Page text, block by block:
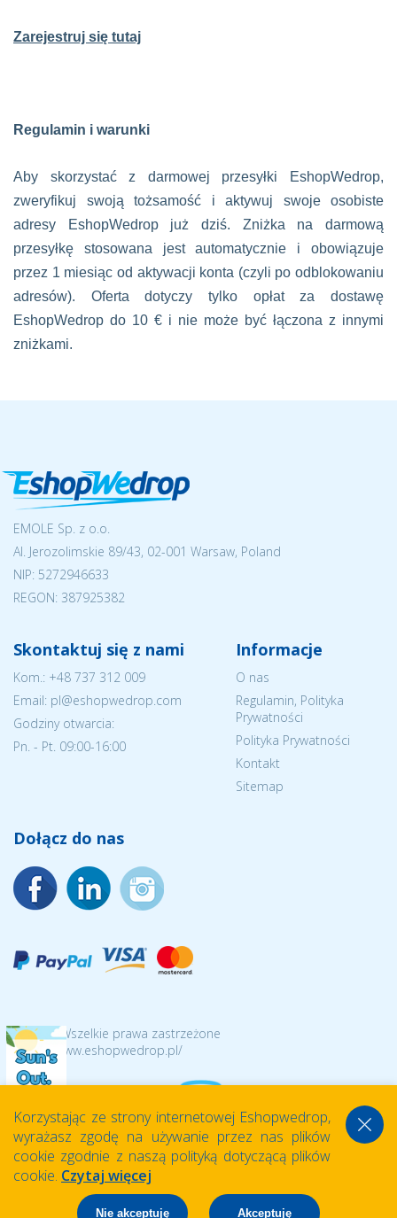
Zarejestruj się tutaj
Regulamin i warunki
Aby skorzystać z darmowej przesyłki EshopWedrop,
zweryfikuj swoją tożsamość i aktywuj swoje osobiste
adresy EshopWedrop już dziś. Zniżka na darmową
przesyłkę stosowana jest automatycznie i obowiązuje
przez 1 miesiąc od aktywacji konta (czyli po odblokowaniu
adresów). Oferta dotyczy tylko opłat za dostawę
EshopWedrop do 10 € i nie może być łączona z innymi
zniżkami.
EMOLE Sp. z o.o.
Al. Jerozolimskie 89/43, 02-001 Warsaw, Poland
NIP: 5272946633
REGON: 387925382
Skontaktuj się z nami
Kom.: +48 737 312 009
Email: pl@eshopwedrop.com
Godziny otwarcia:
Pn. - Pt. 09:00-16:00
Informacje
O nas
Regulamin, Polityka
Prywatności
Polityka Prywatności
Kontakt
Sitemap
Dołącz do nas
© 2026 Wszelkie prawa zastrzeżone
https://www.eshopwedrop.pl/
Korzystając ze strony internetowej Eshopwedrop,
wyrażasz zgodę na używanie przez nas plików
cookie zgodnie z naszą polityką dotyczącą plików
cookie. Czytaj więcej
Nie akceptuję Akceptuję